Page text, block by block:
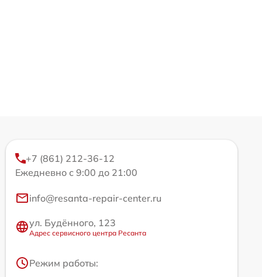
+7 (861) 212-36-12
Ежедневно с 9:00 до 21:00
info@resanta-repair-center.ru
ул. Будённого, 123
Адрес сервисного центра Ресанта
Режим работы: